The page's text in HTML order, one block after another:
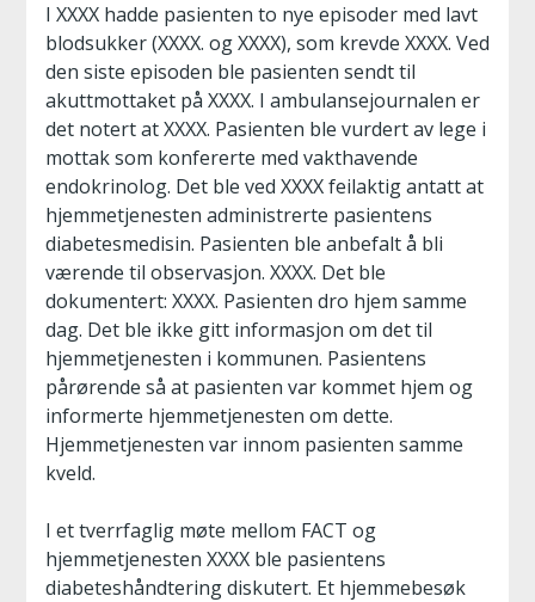
I XXXX hadde pasienten to nye episoder med lavt
blodsukker (XXXX. og XXXX), som krevde XXXX. Ved
den siste episoden ble pasienten sendt til
akuttmottaket på XXXX. I ambulansejournalen er
det notert at XXXX. Pasienten ble vurdert av lege i
mottak som konfererte med vakthavende
endokrinolog. Det ble ved XXXX feilaktig antatt at
hjemmetjenesten administrerte pasientens
diabetesmedisin. Pasienten ble anbefalt å bli
værende til observasjon. XXXX. Det ble
dokumentert: XXXX. Pasienten dro hjem samme
dag. Det ble ikke gitt informasjon om det til
hjemmetjenesten i kommunen. Pasientens
pårørende så at pasienten var kommet hjem og
informerte hjemmetjenesten om dette.
Hjemmetjenesten var innom pasienten samme
kveld.
I et tverrfaglig møte mellom FACT og
hjemmetjenesten XXXX ble pasientens
diabeteshåndtering diskutert. Et hjemmebesøk